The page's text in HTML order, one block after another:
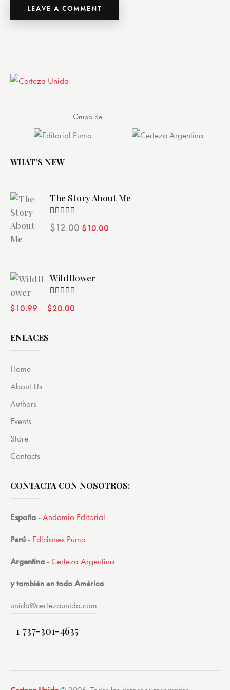
Grupo de
WHAT’S NEW
The Story About Me
Valorado
con4.00
$12.00 $10.00
Wildflower
con4.00
$10.99 – $20.00
ENLACES
Home
About Us
Authors
Events
Store
Contacts
CONTACTA CON NOSOTROS:
España -Andamio Editorial
Perú - Ediciones Puma
Argentina -Certeza Argentina
y también en todo América
unida@certezaunida.com
+1 737-301-4635